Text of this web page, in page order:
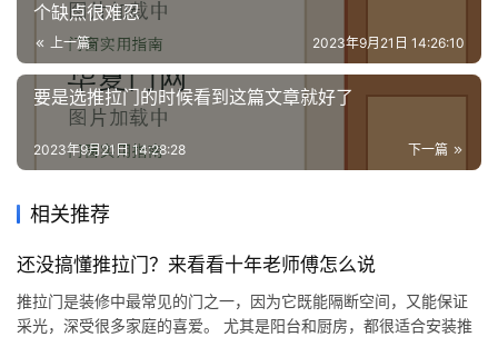
个缺点很难忍
上一篇 2023年9月21日 14:26:10
要是选推拉门的时候看到这篇文章就好了
下一篇
2023年9月21日 14:28:28
相关推荐
还没搞懂推拉门？来看看十年老师傅怎么说
推拉门是装修中最常见的门之一，因为它既能隔断空间，又能保证
采光，深受很多家庭的喜爱。 尤其是阳台和厨房，都很适合安装推